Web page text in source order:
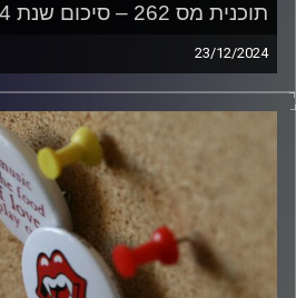
תוכנית מס 262 – סיכום שנת 2024
23/12/2024
קלאסיקות רוק עם אורן הוף
włodi